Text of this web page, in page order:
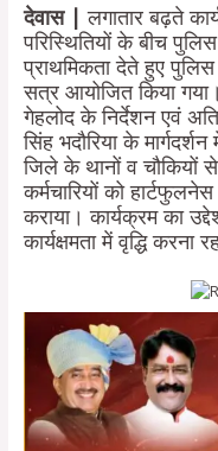
देवास |लगातार बढ़ते
परिस्थितियों के बीच
प्राथमिकता देते हुए
सत्र आयोजित किया
गेहलोद के निर्देशन एवं
सिंह भदौरिया के
जिले के थानों व चौकियों
कर्मचारियों को
कराया। कार्यक्रम का
कार्यक्षमता में वृद्धि करना